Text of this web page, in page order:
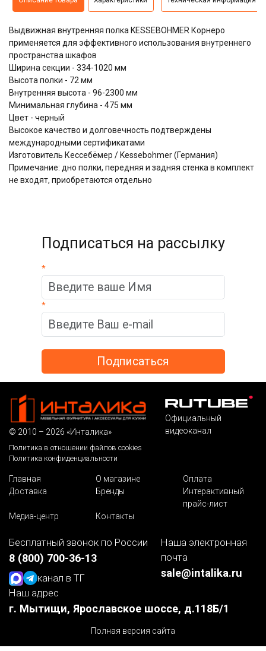
Выдвижная внутренняя полка KESSEBOHMER Корнеро
применяется для эффективного использования внутреннего
пространства шкафов
Ширина секции - 334-1020 мм
Высота полки - 72 мм
Внутренняя высота - 96-2300 мм
Минимальная глубина - 475 мм
Цвет - черный
Высокое качество и долговечность подтверждены
международными сертификатами
Изготовитель Кессебёмер / Kessebohmer (Германия)
Примечание: дно полки, передняя и задняя стенка в комплект
не входят, приобретаются отдельно
Подписаться на рассылку
*
*
© 2010 – 2026 «Инталика»
Политика в отношении файлов cookies
Политика конфиденциальности
Официальный
видеоканал
Главная О магазине
Оплата
Доставка
Бренды
Интерактивный
прайс-лист
Медиа-центр
Контакты
Бесплатный звонок по России
8 (800) 700-36-13
канал в ТГ
Наша электронная
почта
sale@intalika.ru
Наш адрес
г. Мытищи, Ярославское шоссе, д.118Б/1
Полная версия сайта